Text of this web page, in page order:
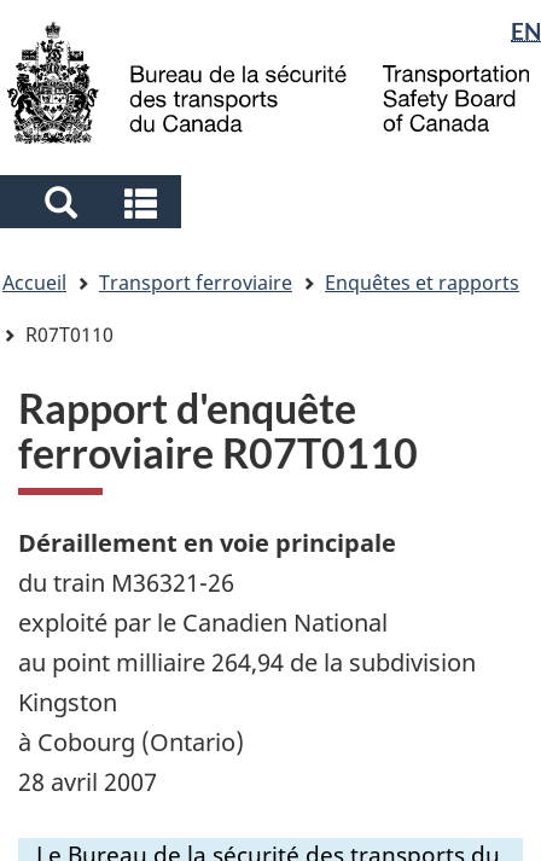
to
main
to
"About
government"
à
la
Sélection
de
la
langue
EN
Search
and
menus
and
menus
êtes
ici
Accueil Transport ferroviaire
Enquêtes et rapports
R07T0110
Rapport d'enquête
ferroviaire R07T0110
Déraillement en voie principale
du train M36321-26
exploité par le Canadien National
au point milliaire 264,94 de la subdivision
Kingston
à Cobourg (Ontario)
28 avril 2007